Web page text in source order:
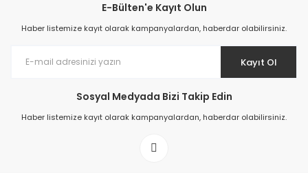
Prime ArtDECO Duvar Kağıdı Tutkalı 500 gr
199,00 TL
E-Bülten'e Kayıt Olun
Haber listemize kayıt olarak kampanyalardan, haberdar olabilirsiniz.
Kayıt Ol
Sosyal Medyada Bizi Takip Edin
Haber listemize kayıt olarak kampanyalardan, haberdar olabilirsiniz.